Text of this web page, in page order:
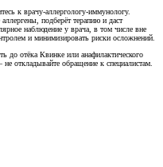
к врачу‑аллергологу‑иммунологу.
подберёт терапию и даст
наблюдение у врача, в том числе вне
и минимизировать риски осложнений.
до отёка Квинке или анафилактического
откладывайте обращение к специалистам.